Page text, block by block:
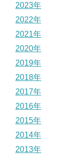
2023年
2022年
2021年
2020年
2019年
2018年
2017年
2016年
2015年
2014年
2013年